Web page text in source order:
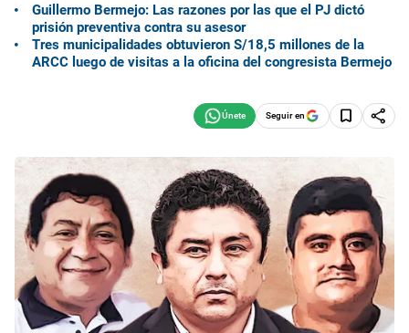
Guillermo Bermejo: Las razones por las que el PJ dictó
prisión preventiva contra su asesor
Tres municipalidades obtuvieron S/18,5 millones de la
ARCC luego de visitas a la oficina del congresista Bermejo
Seguir en